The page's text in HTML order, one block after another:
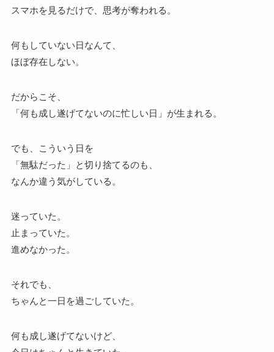
スマホを見るだけで、思考が奪われる。
何もしていない日なんて、
ほぼ存在しない。
だからこそ、
「何も成し遂げてないのに忙しい日」が生まれる。
でも、こういう日を
「無駄だった」と切り捨てるのも、
なんか違う気がしている。
迷っていた。
止まっていた。
進めなかった。
それでも、
ちゃんと一日を過ごしていた。
何も成し遂げてないけど、